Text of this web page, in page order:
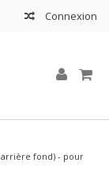
Connexion
arrière fond) - pour